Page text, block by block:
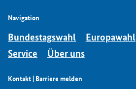
Navigation
Bundestagswahl Europawahl
Service
Über uns
Kontakt | Barriere melden